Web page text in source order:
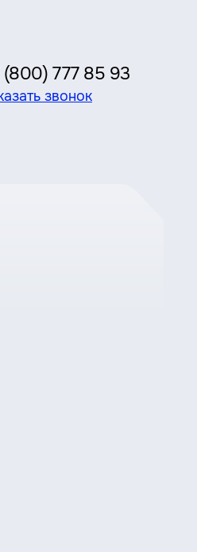
(800) 777 85 93
звонок